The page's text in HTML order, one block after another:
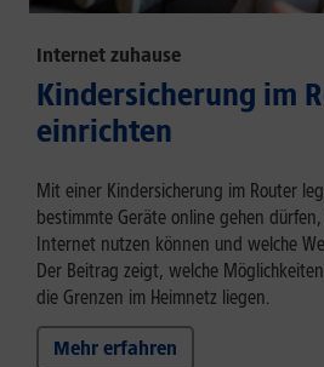
Internet zuhause
Kindersicherung im
einrichten
Mit einer Kindersicherung im Router
bestimmte Geräte online gehen
Internet nutzen können und welche
Der Beitrag zeigt, welche
die Grenzen im Heimnetz liegen.
Mehr erfahren